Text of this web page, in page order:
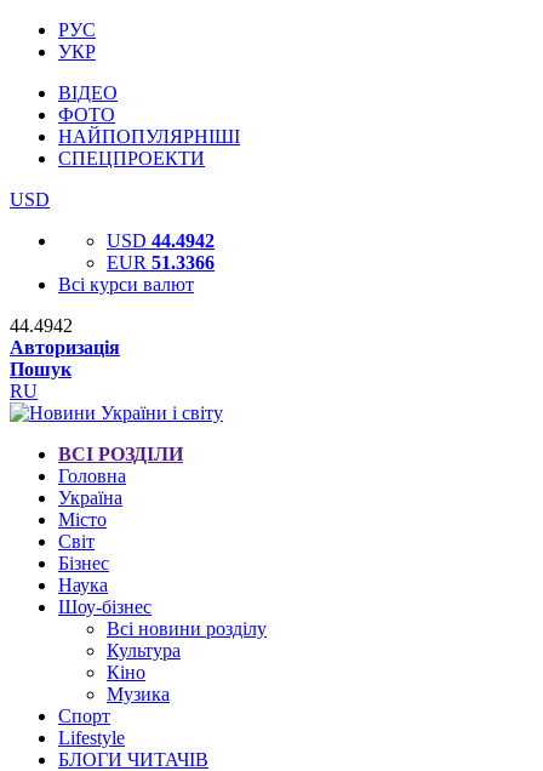
РУС
УКР
ВІДЕО
ФОТО
НАЙПОПУЛЯРНІШІ
СПЕЦПРОЕКТИ
USD
USD 44.4942
EUR 51.3366
Всі курси валют
44.4942
Авторизація
Пошук
RU
ВСІ РОЗДІЛИ
Головна
Україна
Місто
Світ
Бізнес
Наука
Шоу-бізнес
Всі новини розділу
Культура
Кіно
Музика
Спорт
Lifestyle
БЛОГИ ЧИТАЧІВ